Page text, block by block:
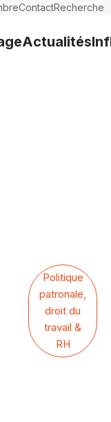
ContactRecherche
Actualités
Politique
patronale,
droit du
travail &
RH